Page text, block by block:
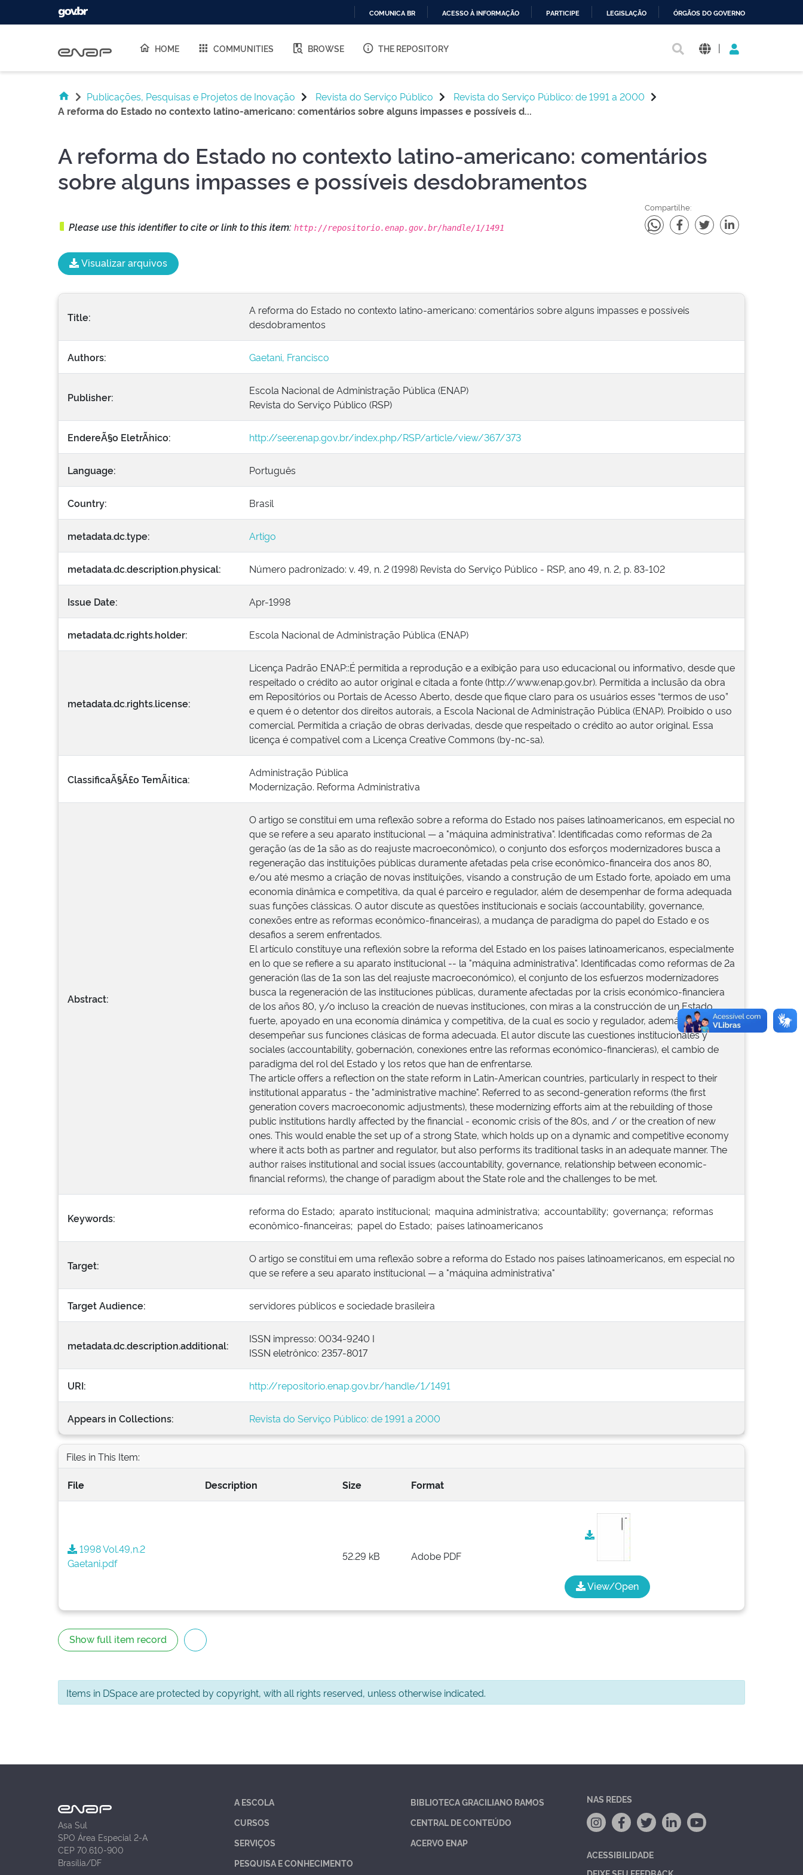
O
COMUNICA BR ACESSO À INFORMAÇÃO PARTICIPE LEGISLAÇÃO ÓRGÃOS DO GOVERNO
HOME COMMUNITIES BROWSE THE REPOSITORY |
Publicações, Pesquisas e Projetos de Inovação Revista do Serviço Público
Revista do Serviço Público: de 1991 a 2000
A reforma do Estado no contexto latino-americano: comentários sobre alguns impasses e possíveis d...
A reforma do Estado no contexto latino-americano: comentários
sobre alguns impasses e possíveis desdobramentos
Please use this identifier to cite or link to this item: http://repositorio.enap.gov.br/handle/1/1491
Compartilhe:
Visualizar arquivos
Title:
A reforma do Estado no contexto latino-americano: comentários sobre alguns impasses e possíveis
desdobramentos
Authors: Gaetani, Francisco
Publisher:
Escola Nacional de Administração Pública (ENAP)
Revista do Serviço Público (RSP)
EndereÃ§o EletrÃ´nico: http://seer.enap.gov.br/index.php/RSP/article/view/367/373
Language: Português
Country: Brasil
metadata.dc.type: Artigo
metadata.dc.description.physical: Número padronizado: v. 49, n. 2 (1998) Revista do Serviço Público - RSP, ano 49, n. 2, p. 83-102
Issue Date: Apr-1998
metadata.dc.rights.holder: Escola Nacional de Administração Pública (ENAP)
metadata.dc.rights.license:
Licença Padrão ENAP::É permitida a reprodução e a exibição para uso educacional ou informativo, desde que
respeitado o crédito ao autor original e citada a fonte (http://www.enap.gov.br). Permitida a inclusão da obra
em Repositórios ou Portais de Acesso Aberto, desde que fique claro para os usuários esses “termos de uso”
e quem é o detentor dos direitos autorais, a Escola Nacional de Administração Pública (ENAP). Proibido o uso
comercial. Permitida a criação de obras derivadas, desde que respeitado o crédito ao autor original. Essa
licença é compatível com a Licença Creative Commons (by-nc-sa).
ClassificaÃ§Ã£o TemÃ¡tica:
Administração Pública
Modernização. Reforma Administrativa
Abstract:
O artigo se constitui em uma reflexão sobre a reforma do Estado nos países latinoamericanos, em especial no
que se refere a seu aparato institucional — a "máquina administrativa". Identificadas como reformas de 2a
geração (as de 1a são as do reajuste macroeconômico), o conjunto dos esforços modernizadores busca a
regeneração das instituições públicas duramente afetadas pela crise econômico-financeira dos anos 80,
e/ou até mesmo a criação de novas instituições, visando a construção de um Estado forte, apoiado em uma
economia dinâmica e competitiva, da qual é parceiro e regulador, além de desempenhar de forma adequada
suas funções clássicas. O autor discute as questões institucionais e sociais (accountability, governance,
conexões entre as reformas econômico-financeiras), a mudança de paradigma do papel do Estado e os
desafios a serem enfrentados.
El artículo constituye una reflexión sobre la reforma del Estado en los países latinoamericanos, especialmente
en lo que se refiere a su aparato institucional -- la "máquina administrativa". Identificadas como reformas de 2a
generación (las de 1a son las del reajuste macroeconómico), el conjunto de los esfuerzos modernizadores
busca la regeneración de las instituciones públicas, duramente afectadas por la crisis económico-financiera
de los años 80, y/o incluso la creación de nuevas instituciones, con miras a la construcción de un Estado
fuerte, apoyado en una economía dinámica y competitiva, de la cual es socio y regulador, además de
desempeñar sus funciones clásicas de forma adecuada. El autor discute las cuestiones institucionales y
sociales (accountability, gobernación, conexiones entre las reformas económico-financieras), el cambio de
paradigma del rol del Estado y los retos que han de enfrentarse.
The article offers a reflection on the state reform in Latin-American countries, particularly in respect to their
institutional apparatus - the "administrative machine". Referred to as second-generation reforms (the first
generation covers macroeconomic adjustments), these modernizing efforts aim at the rebuilding of those
public institutions hardly affected by the financial - economic crisis of the 80s, and / or the creation of new
ones. This would enable the set up of a strong State, which holds up on a dynamic and competitive economy
where it acts both as partner and regulator, but also performs its traditional tasks in an adequate manner. The
author raises institutional and social issues (accountability, governance, relationship between economic-
financial reforms), the change of paradigm about the State role and the challenges to be met.
Keywords:
reforma do Estado; aparato institucional; maquina administrativa; accountability; governança; reformas
econômico-financeiras; papel do Estado; países latinoamericanos
Target:
O artigo se constitui em uma reflexão sobre a reforma do Estado nos países latinoamericanos, em especial no
que se refere a seu aparato institucional — a "máquina administrativa"
Target Audience: servidores públicos e sociedade brasileira
metadata.dc.description.additional:
ISSN impresso: 0034-9240 I
ISSN eletrônico: 2357-8017
URI: http://repositorio.enap.gov.br/handle/1/1491
Appears in Collections: Revista do Serviço Público: de 1991 a 2000
Files in This Item:
File Description Size Format
1998 Vol.49,n.2
Gaetani.pdf
52.29 kB Adobe PDF
View/Open
Show full item record
Items in DSpace are protected by copyright, with all rights reserved, unless otherwise indicated.
Asa Sul
SPO Área Especial 2-A
CEP 70.610-900
Brasília/DF
A ESCOLA
CURSOS
SERVIÇOS
PESQUISA E CONHECIMENTO
BIBLIOTECA GRACILIANO RAMOS
CENTRAL DE CONTEÚDO
ACERVO ENAP
NAS REDES
ACESSIBILIDADE